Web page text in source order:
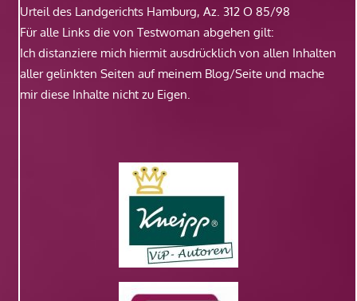
Urteil des Landgerichts Hamburg, Az. 312 O 85/98
Für alle Links die von Testwoman abgehen gilt:
Ich distanziere mich hiermit ausdrücklich von allen Inhalten
aller gelinkten Seiten auf meinem Blog/Seite und mache
mir diese Inhalte nicht zu Eigen.